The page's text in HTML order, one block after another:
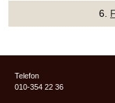
6.
Telefon
010-354 22 36